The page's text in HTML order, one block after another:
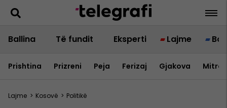
Ballina Të fundit Eksperti Lajme
Prishtina Prizreni Peja Ferizaj Gjakova
Lajme > Kosovë > Politikë